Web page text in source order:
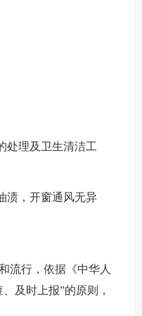
处理及卫生清洁工
渍，开窗通风无异
流行，依据《中华人
及时上报”的原则，